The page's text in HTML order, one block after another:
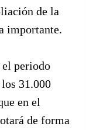
de la
importante.
el periodo
31.000
en el
de forma